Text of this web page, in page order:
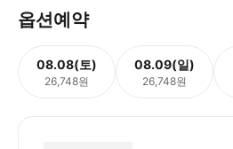
옵션예약
08.08(토)
26,748원
08.09(일)
26,748원